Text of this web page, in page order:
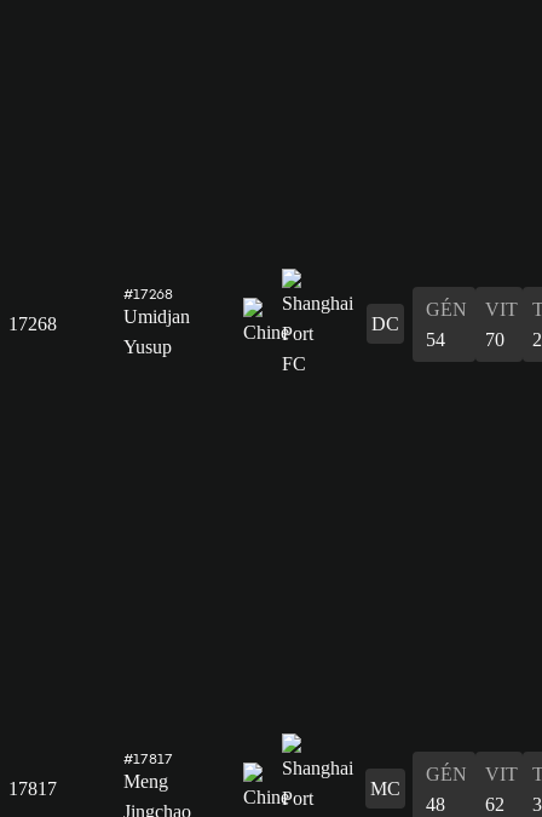
17268
#17268
Umidjan
Yusup
DC
GÉN
54
VIT
70
17817
#17817
Meng
Jingchao
MC
GÉN
48
VIT
62